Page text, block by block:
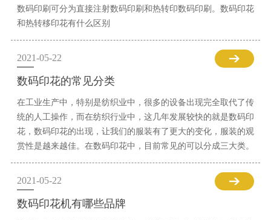
数码印刷可分为直接注射数码印刷和热转印数码印刷。数码印花
和热转移印花有什么区别
2021-05-22
数码印花的常见分类
在工业生产中，特别是纺织业中，很多的设备出现完全取代了传
统的人工操作，而在纺织行业中，这几年发展较快的就是数码印
花，数码印花的出现，让我们的服装有了更大的变化，服装的观
赏性是越来越佳。在数码印花中，目前常见的可以分成三大类。
2021-05-22
数码印花机有哪些品牌